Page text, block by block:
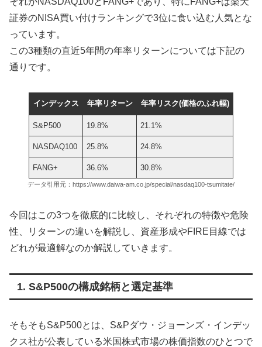
証券のNISA買い付けランキングで3位に食い込む人気とな
っています。
この3種類の直近5年間の年率リターンについては下記の
通りです。
インデックス 年率リターン 年率リスク(価格のふれ幅)
S&P500 19.8% 21.1%
NASDAQ100 25.8% 24.8%
FANG+ 36.6% 30.8%
データ引用元：https://www.daiwa-am.co.jp/special/nasdaq100-tsumitate/
今回はこの3つを徹底的に比較し、それぞれの特徴や危険
性、リターンの違いを解説し、資産形成やFIRE目線では
どれが最適解なのか解説していきます。
1. S&P500の構成銘柄と選定基準
そもそもS&P500とは、S&Pダウ・ジョーンズ・インデッ
クス社が公表している米国株式市場の株価指数のひとつで